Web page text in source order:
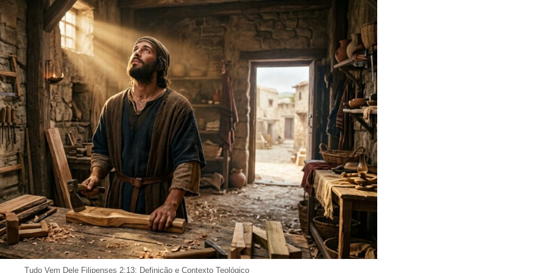
Tudo Vem Dele Filipenses 2:13: Definição e Contexto Teológico